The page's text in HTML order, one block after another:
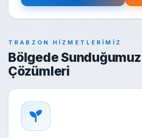
TRABZON HIZMETLERIMIZ
Bölgede
Çözümleri